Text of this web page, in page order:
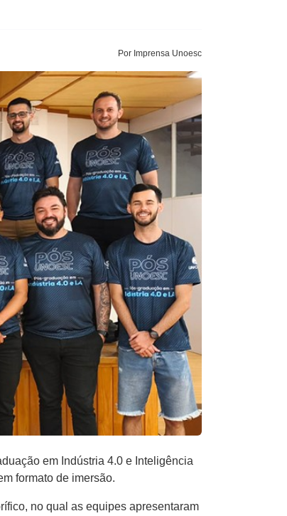
Por Imprensa Unoesc
em Indústria 4.0 e Inteligência
formato de imersão.
no qual as equipes apresentaram